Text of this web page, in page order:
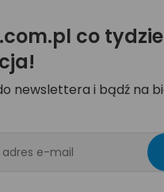
co
newslettera i bądź na